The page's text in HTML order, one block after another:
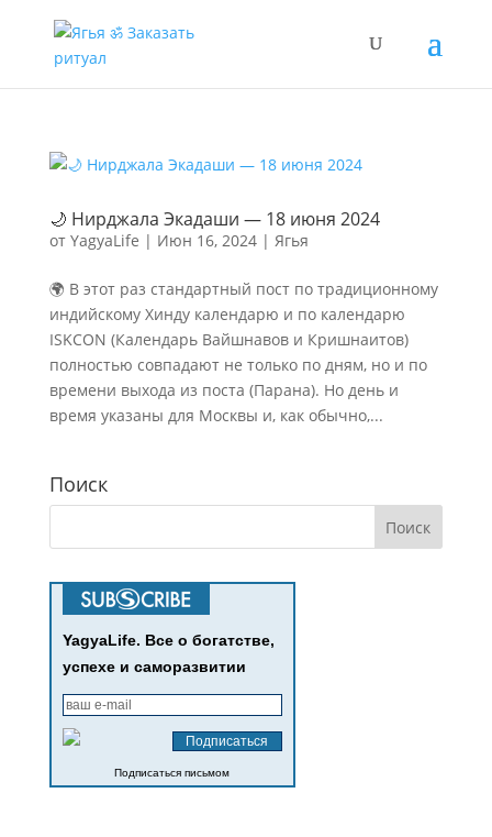
🌙 Нирджала Экадаши — 18 июня 2024
от YagyaLife | Июн 16, 2024| Ягья
🌍 В этот раз стандартный пост по традиционному
индийскому Хинду календарю и по календарю
ISKCON (Календарь Вайшнавов и Кришнаитов)
полностью совпадают не только по дням, но и по
времени выхода из поста (Парана). Но день и
время указаны для Москвы и, как обычно,...
Поиск
YagyaLife. Все о богатстве,
успехе и саморазвитии
Подписаться письмом